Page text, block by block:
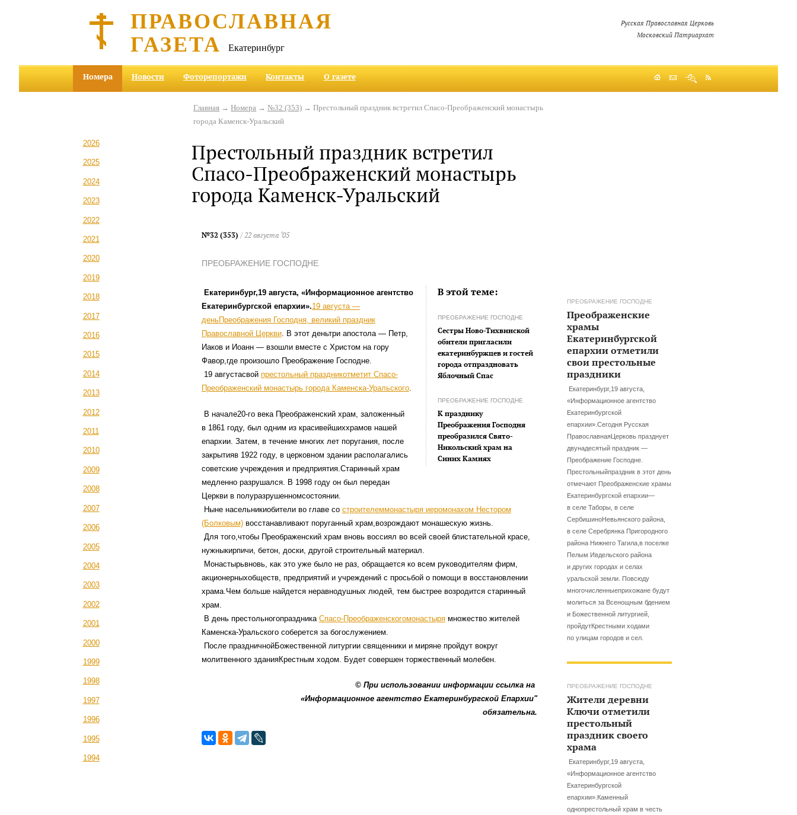
ПРАВОСЛАВНАЯ
ГАЗЕТА Екатеринбург
Русская Православная Церковь
Московский Патриархат
Номера Новости Фоторепортажи Контакты О газете
2026
2025
2024
2023
2022
2021
2020
2019
2018
2017
2016
2015
2014
2013
2012
2011
2010
2009
2008
2007
2006
2005
2004
2003
2002
2001
2000
1999
1998
1997
1996
1995
1994
Главная →Номера →№32 (353) → Престольный праздник встретил Спасо-Преображенский монастырь
города Каменск-Уральский
Престольный праздник встретил
Спасо-Преображенский монастырь
города Каменск-Уральский
№32 (353) / 22 августа ‘05
ПРЕОБРАЖЕНИЕ ГОСПОДНЕ
В этой теме:
ПРЕОБРАЖЕНИЕ ГОСПОДНЕ
Сестры Ново-Тихвинской
обители пригласили
екатеринбуржцев и гостей
города отпраздновать
Яблочный Спас
ПРЕОБРАЖЕНИЕ ГОСПОДНЕ
К празднику
Преображения Господня
преобразился Свято-
Никольский храм на
Синих Камнях
Екатеринбург,19 августа, «Информационное агентство
Екатеринбургской епархии».19 августа —
деньПреображения Господня, великий праздник
Православной Церкви. В этот деньтри апостола — Петр,
Иаков и Иоанн — взошли вместе с Христом на гору
Фавор,где произошло Преображение Господне.
19 августасвой престольный праздникотметит Спасо-
Преображенский монастырь города Каменска-Уральского.
В начале20-го века Преображенский храм, заложенный
в 1861 году, был одним из красивейшиххрамов нашей
епархии. Затем, в течение многих лет поругания, после
закрытияв 1922 году, в церковном здании располагались
советские учреждения и предприятия.Старинный храм
медленно разрушался. В 1998 году он был передан
Церкви в полуразрушенномсостоянии.
Ныне насельникиобители во главе со строителеммонастыря иеромонахом Нестором
(Болковым)восстанавливают поруганный храм,возрождают монашескую жизнь.
Для того,чтобы Преображенский храм вновь воссиял во всей своей блистательной красе,
нужныкирпичи, бетон, доски, другой строительный материал.
Монастырьвновь, как это уже было не раз, обращается ко всем руководителям фирм,
акционерныхобществ, предприятий и учреждений с просьбой о помощи в восстановлении
храма.Чем больше найдется неравнодушных людей, тем быстрее возродится старинный
храм.
В день престольногопраздника Спасо-Преображенскогомонастырямножество жителей
Каменска-Уральского соберется за богослужением.
После праздничнойБожественной литургии священники и миряне пройдут вокруг
молитвенного зданияКрестным ходом. Будет совершен торжественный молебен.
© При использовании информации ссылка на
«Информационное агентство Екатеринбургской Епархии"
обязательна.
ПРЕОБРАЖЕНИЕ ГОСПОДНЕ
Преображенские
храмы
Екатеринбургской
епархии отметили
свои престольные
праздники
Екатеринбург,19 августа,
«Информационное агентство
Екатеринбургской
епархии».Сегодня Русская
ПравославнаяЦерковь празднует
двунадесятый праздник —
Преображение Господне.
Престольныйпраздник в этот день
отмечают Преображенские храмы
Екатеринбургской епархии—
в селе Таборы, в селе
СербишиноНевьянского района,
в селе Серебрянка Пригородного
района Нижнего Тагила,в поселке
Пелым Ивдельского района
и других городах и селах
уральской земли. Повсюду
многочисленныеприхожане будут
молиться за Всенощным бдением
и Божественной литургией,
пройдутКрестными ходами
по улицам городов и сел.
ПРЕОБРАЖЕНИЕ ГОСПОДНЕ
Жители деревни
Ключи отметили
престольный
праздник своего
храма
Екатеринбург,19 августа,
«Информационное агентство
Екатеринбургской
епархии».Каменный
однопрестольный храм в честь